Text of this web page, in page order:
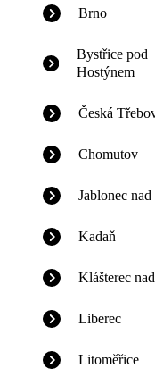
Brno
Bystřice pod
Hostýnem
Česká
Chomutov
Jablonec
Kadaň
Klášterec
Liberec
Litoměřice